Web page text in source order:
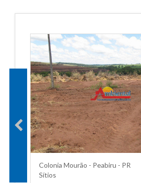
Colonia Mourão - Peabiru - PR
Sítios